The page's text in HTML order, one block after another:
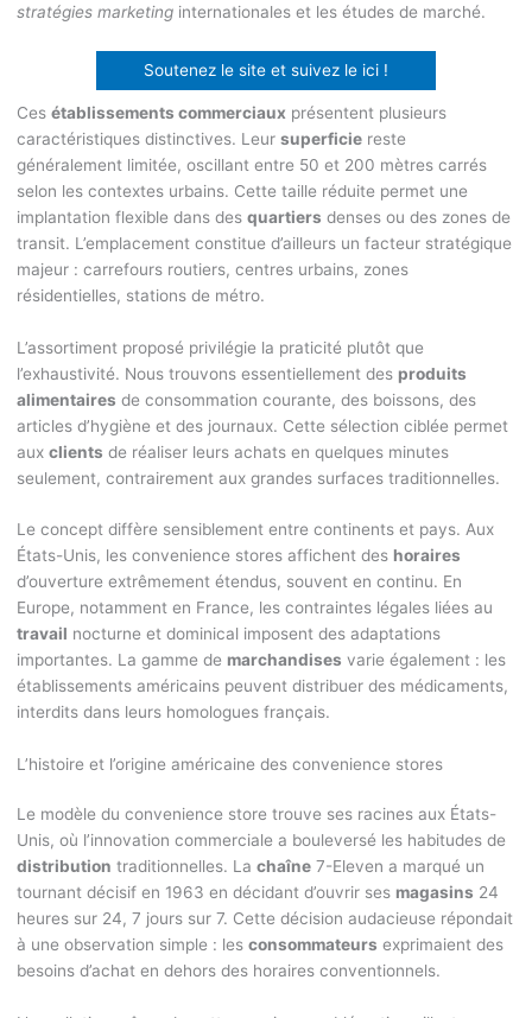
stratégies marketinginternationales et les études de marché.
Soutenez le site et suivez le ici !
Ces établissements commerciaux présentent plusieurs
caractéristiques distinctives. Leur superficiereste
généralement limitée, oscillant entre 50 et 200 mètres carrés
selon les contextes urbains. Cette taille réduite permet une
implantation flexible dans des quartiers denses ou des zones de
transit. L’emplacement constitue d’ailleurs un facteur stratégique
majeur : carrefours routiers, centres urbains, zones
résidentielles, stations de métro.
L’assortiment proposé privilégie la praticité plutôt que
l’exhaustivité. Nous trouvons essentiellement des produits
alimentaires de consommation courante, des boissons, des
articles d’hygiène et des journaux. Cette sélection ciblée permet
aux clients de réaliser leurs achats en quelques minutes
seulement, contrairement aux grandes surfaces traditionnelles.
Le concept diffère sensiblement entre continents et pays. Aux
États-Unis, les convenience stores affichent des horaires
d’ouverture extrêmement étendus, souvent en continu. En
Europe, notamment en France, les contraintes légales liées au
travail nocturne et dominical imposent des adaptations
importantes. La gamme de marchandises varie également : les
établissements américains peuvent distribuer des médicaments,
interdits dans leurs homologues français.
L’histoire et l’origine américaine des convenience stores
Le modèle du convenience store trouve ses racines aux États-
Unis, où l’innovation commerciale a bouleversé les habitudes de
distribution traditionnelles. La chaîne7-Eleven a marqué un
tournant décisif en 1963 en décidant d’ouvrir ses magasins 24
heures sur 24, 7 jours sur 7. Cette décision audacieuse répondait
à une observation simple : les consommateurs exprimaient des
besoins d’achat en dehors des horaires conventionnels.